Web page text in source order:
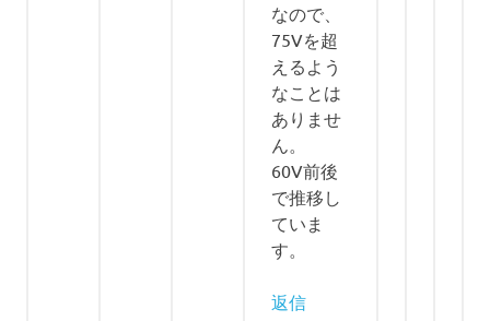
なので、
75Vを超
えるよう
なことは
ありませ
ん。
60V前後
で推移し
ていま
す。
返信